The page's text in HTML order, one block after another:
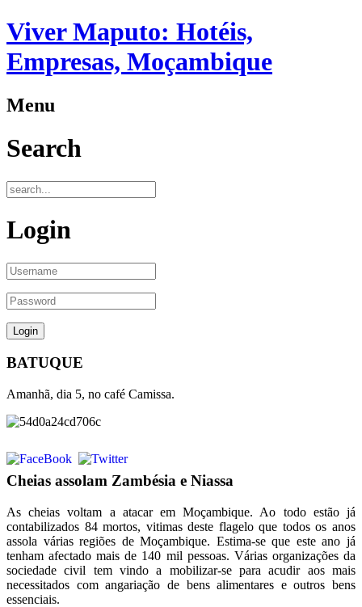
Viver Maputo: Hotéis,
Empresas, Moçambique
Menu
Search
Login
BATUQUE
Amanhã, dia 5, no café Camissa.
Cheias assolam Zambésia e Niassa
As cheias voltam a atacar em Moçambique. Ao todo estão já
contabilizados 84 mortos, vitimas deste flagelo que todos os anos
assola várias regiões de Moçambique. Estima-se que este ano já
tenham afectado mais de 140 mil pessoas. Várias organizações da
sociedade civil tem vindo a mobilizar-se para acudir aos mais
necessitados com angariação de bens alimentares e outros bens
essenciais.